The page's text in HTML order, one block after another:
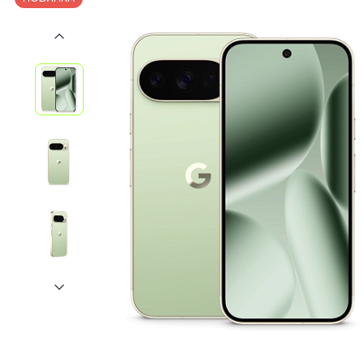
iPhone 12
iPhone 11
iPhone SE
Poco
F Series
M Series
X Series
Nothing